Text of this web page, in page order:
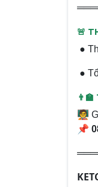
🚨
●
●
🧑‍🏫
📌